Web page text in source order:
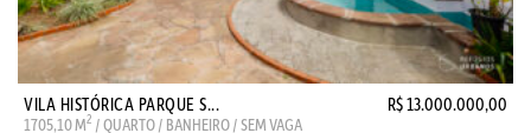
VILA HISTÓRICA PARQUE S... R$ 13.000.000,00
1705,10 M2 / QUARTO / BANHEIRO / SEM VAGA